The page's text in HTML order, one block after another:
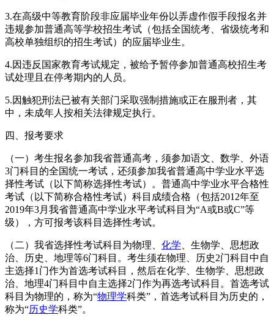
3.在高级中等教育阶段非应届毕业年份以弄虚作假手段报名并
违规参加普通高等学校招生考试（包括全国统考、省级统考和
高校单独组织的招生考试）的应届毕业生。
4.因违反国家教育考试规定，被给予暂停参加普通高校招生考
试处理且在停考期内的人员。
5.因触犯刑法已被有关部门采取强制措施或正在服刑者，其
中，未成年人按相关法律规定执行。
四、报考要求
（一）考生报名参加我省普通高考，须参加语文、数学、外语
3门科目的全国统一考试，还须参加我省普通高中学业水平选
择性考试（以下简称选择性考试）。普通高中学业水平合格性
考试（以下简称合格性考试）科目成绩合格（包括2012年至
2019年3月我省普通高中学业水平考试科目为“A或B或C”等
级），方可报考该科目选择性考试。
（二）我省选择性考试科目为物理、 化学 、生物学、思想政
治、历史、地理等6门科目。考生须在物理、历史2门科目中自
主选择1门作为首选考试科目，然后在化学、生物学、思想政
治、地理4门科目中自主选择2门作为再选考试科目。首选考试
科目为物理的，称为“物理学科类”，首选考试科目为历史的，
称为“历史学科类”。